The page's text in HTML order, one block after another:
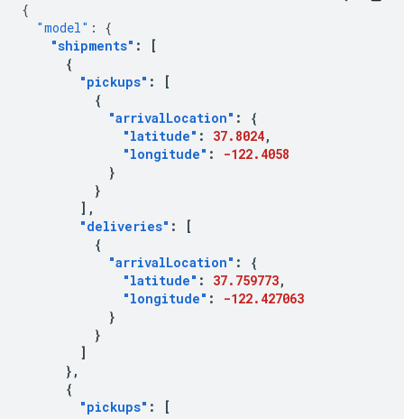
{
"model" :
{
"shipments" :
[
{
"pickups" :
[
{
"arrivalLocation" :
{
"latitude" : 37.8024,
"longitude" :
-122.4058
}
}
],
"deliveries" :
[
{
"arrivalLocation" :
{
"latitude" : 37.759773,
"longitude" :
-122.427063
}
}
]
},
{
"pickups" :
[